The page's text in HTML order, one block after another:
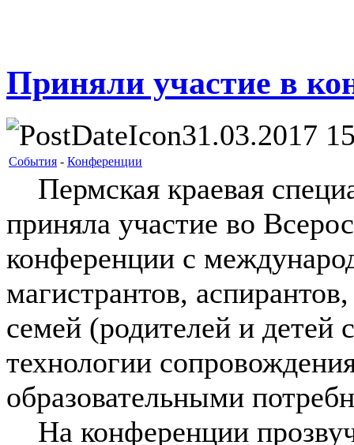
Приняли участие в
31.03.2017
События - Конференции
Пермская краевая
приняла участие во
конференции с
магистрантов,
семей (родителей и
технологии
образовательными
На конференции